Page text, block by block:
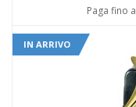
Paga fino a
IN ARRIVO